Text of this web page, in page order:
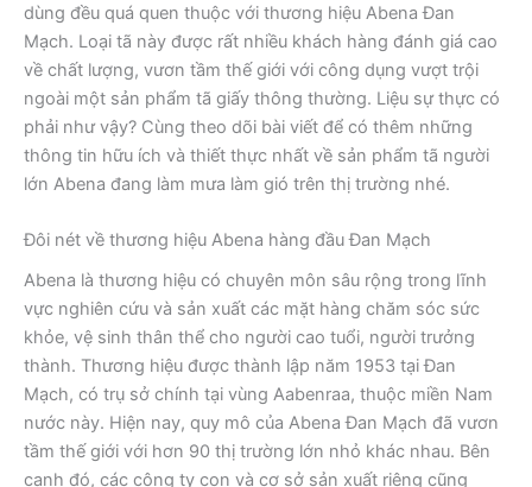
dùng đều quá quen thuộc với thương hiệu Abena Đan
Mạch. Loại tã này được rất nhiều khách hàng đánh giá cao
về chất lượng, vươn tầm thế giới với công dụng vượt trội
ngoài một sản phẩm tã giấy thông thường. Liệu sự thực có
phải như vậy? Cùng theo dõi bài viết để có thêm những
thông tin hữu ích và thiết thực nhất về sản phẩm tã người
lớn Abena đang làm mưa làm gió trên thị trường nhé.
Đôi nét về thương hiệu Abena hàng đầu Đan Mạch
Abena là thương hiệu có chuyên môn sâu rộng trong lĩnh
vực nghiên cứu và sản xuất các mặt hàng chăm sóc sức
khỏe, vệ sinh thân thể cho người cao tuổi, người trưởng
thành. Thương hiệu được thành lập năm 1953 tại Đan
Mạch, có trụ sở chính tại vùng Aabenraa, thuộc miền Nam
nước này. Hiện nay, quy mô của Abena Đan Mạch đã vươn
tầm thế giới với hơn 90 thị trường lớn nhỏ khác nhau. Bên
cạnh đó, các công ty con và cơ sở sản xuất riêng cũng